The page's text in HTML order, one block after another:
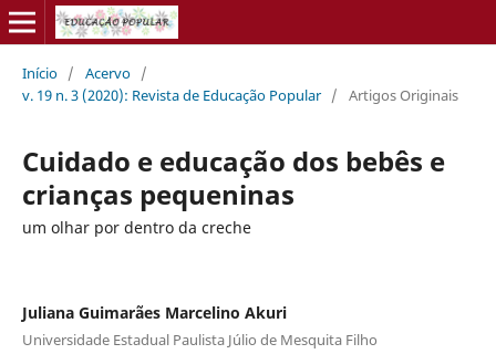
Início / Acervo /
v. 19 n. 3 (2020): Revista de Educação Popular / Artigos Originais
Cuidado e educação dos bebês e
crianças pequeninas
um olhar por dentro da creche
Juliana Guimarães Marcelino Akuri
Universidade Estadual Paulista Júlio de Mesquita Filho